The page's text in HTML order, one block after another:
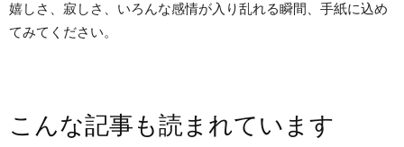
嬉しさ、寂しさ、いろんな感情が入り乱れる瞬間、手紙に込め
てみてください。
こんな記事も読まれています